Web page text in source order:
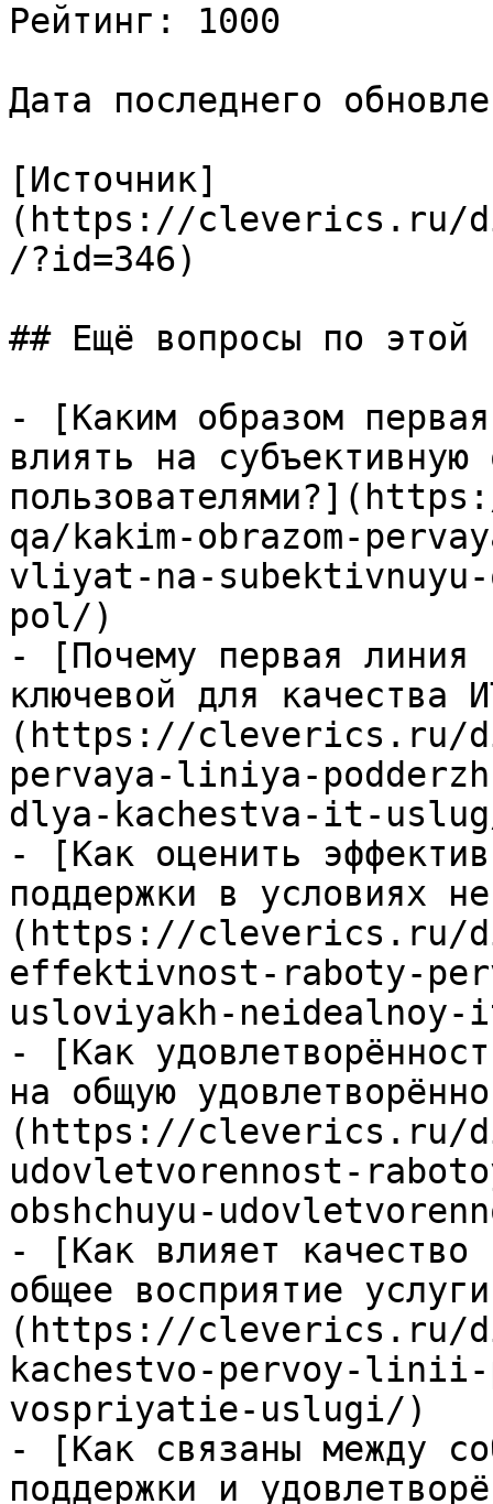
Рейтинг: 1000
Дата последнего
[Источник]
(https://cleverics.ru/
/?id=346)
## Ещё вопросы по этой
- [Каким образом
влиять на
qa/kakim-obrazom-
vliyat-na-
pol/)
- [Почему первая линия
ключевой для качества
(https://cleverics.ru/
pervaya-liniya-
dlya-kachestva-it-
- [Как оценить
поддержки в условиях
(https://cleverics.ru/
effektivnost-raboty-
usloviyakh-
- [Как
на общую
(https://cleverics.ru/
udovletvorennost-
obshchuyu-
- [Как влияет качество
общее восприятие
(https://cleverics.ru/
kachestvo-pervoy-linii-
vospriyatie-uslugi/)
- [Как связаны между
поддержки и